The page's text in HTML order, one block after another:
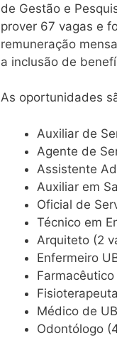
de Gestão e
prover 67 vagas e
remuneração
a inclusão de
As oportunidades
Auxiliar de
Agente de
Assistente
Auxiliar em
Oficial de
Técnico em
Arquiteto (2
Enfermeiro
Médico de
Odontólogo